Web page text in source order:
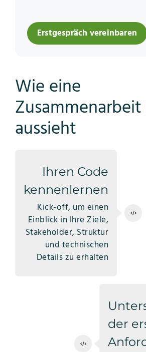
Erstgespräch vereinbaren
Wie eine
aussieht
Ihren Code
kennenlernen
Kick-off, um einen
Einblick in Ihre Ziele,
Stakeholder, Struktur
und technischen
Details zu erhalten
der